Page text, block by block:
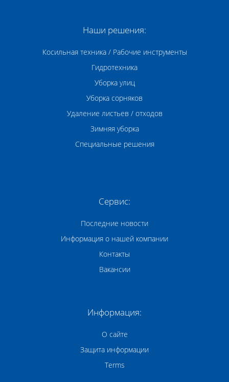
Наши решения:
Косильная техника / Рабочие инструменты
Гидротехника
Уборка улиц
Уборка сорняков
Удаление листьев / отходов
Зимняя уборка
Специальные решения
Сервис:
Последние новости
Информация о нашей компании
Контакты
Вакансии
Информация:
О сайте
Защита информации
Terms